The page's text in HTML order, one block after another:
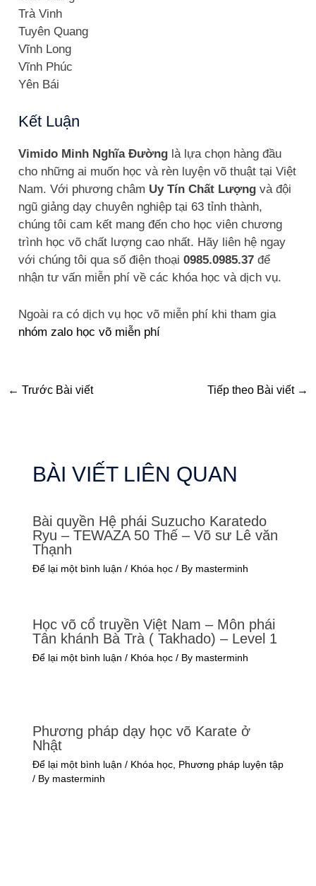
Trà Vinh
Tuyên Quang
Vĩnh Long
Vĩnh Phúc
Yên Bái
Kết Luận
Vimido Minh Nghĩa Đường là lựa chọn hàng đầu
cho những ai muốn học và rèn luyện võ thuật tại Việt
Nam. Với phương châm Uy Tín Chất Lượng và đội
ngũ giảng dạy chuyên nghiệp tại 63 tỉnh thành,
chúng tôi cam kết mang đến cho học viên chương
trình học võ chất lượng cao nhất. Hãy liên hệ ngay
với chúng tôi qua số điện thoại0985.0985.37 để
nhận tư vấn miễn phí về các khóa học và dịch vụ.
Ngoài ra có dịch vụ học võ miễn phí khi tham gia
nhóm zalo học võ miễn phí
← Trước Bài viết Tiếp theo Bài viết →
BÀI VIẾT LIÊN QUAN
Bài quyền Hệ phái Suzucho Karatedo
Ryu – TEWAZA 50 Thế – Võ sư Lê văn
Thạnh
Để lại một bình luận / Khóa học/ By masterminh
Học võ cổ truyền Việt Nam – Môn phái
Tân khánh Bà Trà ( Takhado) – Level 1
Để lại một bình luận / Khóa học/ By masterminh